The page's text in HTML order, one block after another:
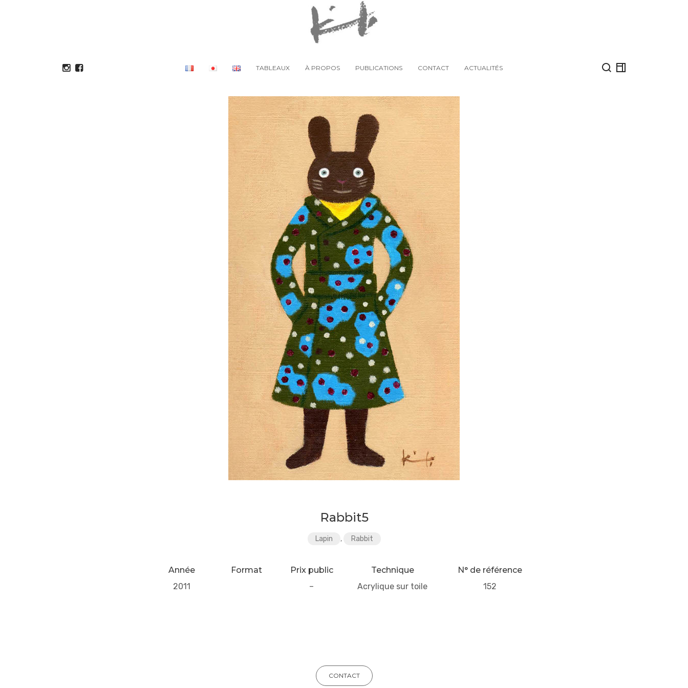
TABLEAUX À PROPOS PUBLICATIONS CONTACT ACTUALITÉS
Rabbit5
Lapin , Rabbit
Année
2011
Format
Prix public
–
Technique
Acrylique sur toile
N° de référence
152
CONTACT